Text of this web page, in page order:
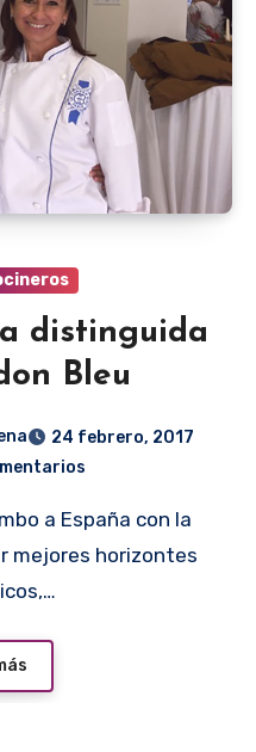
distinguida
Bleu
24 febrero, 2017
mejores horizontes